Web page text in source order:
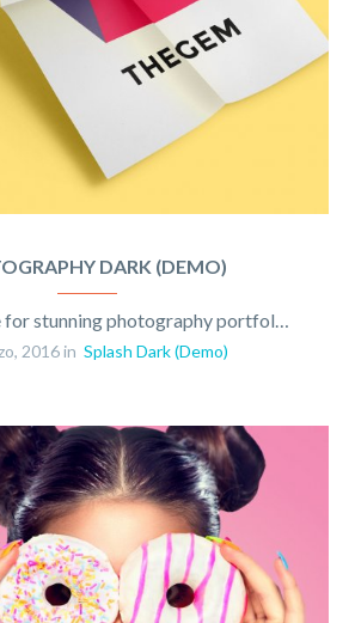
DARK (DEMO)
2016 in Splash Dark (Demo)